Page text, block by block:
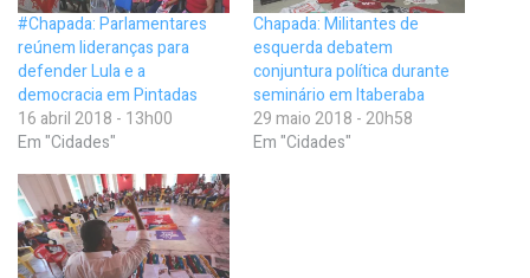
#Chapada: Parlamentares
reúnem lideranças para
defender Lula e a
democracia em Pintadas
16 abril 2018 - 13h00
Em "Cidades"
Chapada: Militantes de
esquerda debatem
conjuntura política durante
seminário em Itaberaba
29 maio 2018 - 20h58
Em "Cidades"